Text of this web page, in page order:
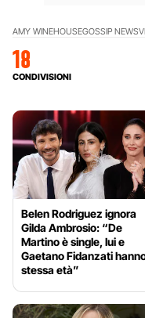
AMY WINEHOUSEGOSSIP NEWS
18
CONDIVISIONI
Belen Rodriguez ignora
Gilda Ambrosio: “De
Martino è single, lui e
Gaetano Fidanzati
stessa età”